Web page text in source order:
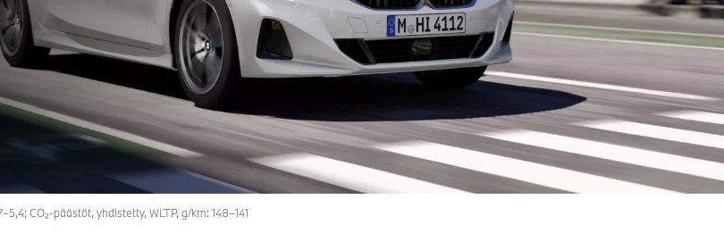
CO₂-päästöt, yhdistetty, WLTP, g/km: 148–141